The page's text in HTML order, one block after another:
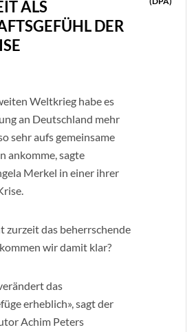
ALS
DER
Weltkrieg habe es
an Deutschland mehr
sehr aufs gemeinsame
ankomme, sagte
Merkel in einer ihrer
zurzeit das beherrschende
wir damit klar?
das
erheblich», sagt der
Achim Peters